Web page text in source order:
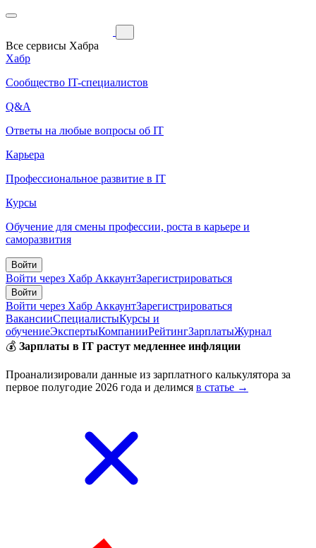
Все сервисы Хабра
Хабр
Сообщество IT-специалистов
Q&A
Ответы на любые вопросы об IT
Карьера
Профессиональное развитие в IT
Курсы
Обучение для смены профессии, роста в карьере и
саморазвития
Войти
Войти через Хабр АккаунтЗарегистрироваться
Войти
Войти через Хабр АккаунтЗарегистрироваться
ВакансииСпециалистыКурсы и
обучениеЭкспертыКомпанииРейтингЗарплатыЖурнал
💰 Зарплаты в IT растут медленнее инфляции
Проанализировали данные из зарплатного калькулятора за
первое полугодие 2026 года и делимся в статье →